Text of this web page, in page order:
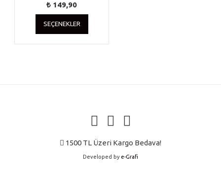
₺ 149,90
SEÇENEKLER
Bu
birden
fazla
1500 TL Üzeri Kargo Bedava!
Developed by e-Grafi